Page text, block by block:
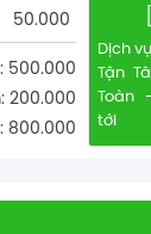
50.000
500.000
200.000
800.000
Dịch
Tận
Toàn
tới